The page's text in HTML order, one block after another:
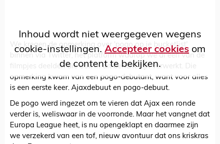
Inhoud wordt niet weergegeven wegens
cookie-instellingen.Accepteer cookies om
de content te bekijken.
We kregen de opmerking over 'pogo op je bucketlist'
binnen via Twitter, het platform waarop we al een van de
filmpjes deelden die ook in dit bericht zijn verwerkt. Die
opmerking kwam van een pogo-debutant, want voor alles
is een eerste keer. Ajaxdebuut en pogo-debuut.
De pogo werd ingezet om te vieren dat Ajax een ronde
verder is, weliswaar in de voorronde. Maar het vangnet dat
Europa League heet, is nu opengeklapt en daarmee zijn
we verzekerd van een tof, nieuw avontuur dat ons kriskras